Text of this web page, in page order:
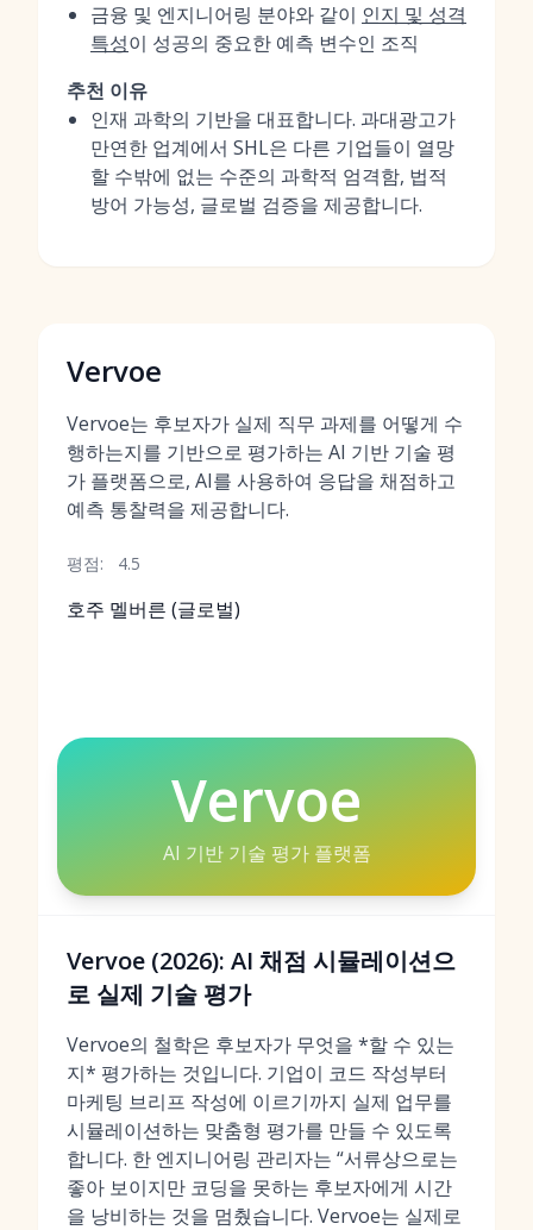
금융 및 엔지니어링 분야와 같이 인지 및 성격
특성이 성공의 중요한 예측 변수인 조직
추천 이유
인재 과학의 기반을 대표합니다. 과대광고가
만연한 업계에서 SHL은 다른 기업들이 열망
할 수밖에 없는 수준의 과학적 엄격함, 법적
방어 가능성, 글로벌 검증을 제공합니다.
Vervoe
Vervoe는 후보자가 실제 직무 과제를 어떻게 수
행하는지를 기반으로 평가하는 AI 기반 기술 평
가 플랫폼으로, AI를 사용하여 응답을 채점하고
예측 통찰력을 제공합니다.
평점: 4.5
호주 멜버른 (글로벌)
Vervoe
AI 기반 기술 평가 플랫폼
Vervoe (2026): AI 채점 시뮬레이션으
로 실제 기술 평가
Vervoe의 철학은 후보자가 무엇을 *할 수 있는
지* 평가하는 것입니다. 기업이 코드 작성부터
마케팅 브리프 작성에 이르기까지 실제 업무를
시뮬레이션하는 맞춤형 평가를 만들 수 있도록
합니다. 한 엔지니어링 관리자는 “서류상으로는
좋아 보이지만 코딩을 못하는 후보자에게 시간
을 낭비하는 것을 멈췄습니다. Vervoe는 실제로